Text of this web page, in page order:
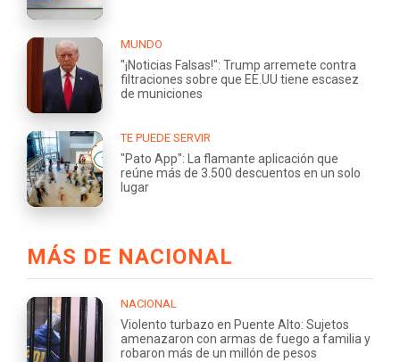
MUNDO
"¡Noticias Falsas!": Trump arremete contra
filtraciones sobre que EE.UU tiene escasez
de municiones
TE PUEDE SERVIR
"Pato App": La flamante aplicación que
reúne más de 3.500 descuentos en un solo
lugar
MÁS DE NACIONAL
NACIONAL
Violento turbazo en Puente Alto: Sujetos
amenazaron con armas de fuego a familia y
robaron más de un millón de pesos